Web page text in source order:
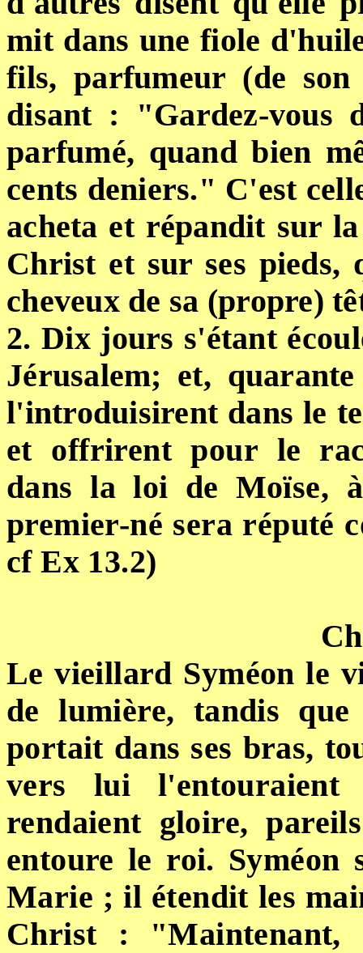
mit dans une fiole
fils, parfumeur (de
disant : "Gardez-vous
parfumé, quand bien
cents deniers." C'est
acheta et répandit sur
Christ et sur ses pieds,
cheveux de sa (propre)
2. Dix jours s'étant
Jérusalem; et,
l'introduisirent dans le
et offrirent pour le
dansla loi de Moïse,
premier-né sera réputé
cfEx 13.2)
Le vieillard Syméon le
de lumière, tandis
portait dans ses bras,
vers lui
rendaient gloire,
entoure le roi. Syméon
Marie ; il étendit les
Christ : "Maintenant,